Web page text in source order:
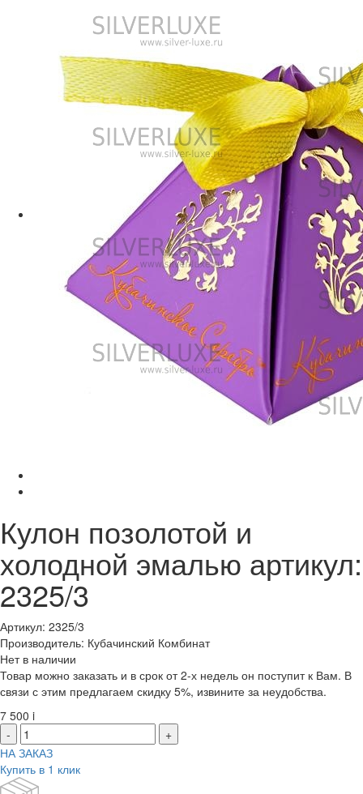
Кулон позолотой и
холодной эмалью артикул:
2325/3
Артикул: 2325/3
Производитель: Кубачинский Комбинат
Нет в наличии
Товар можно заказать и в срок от 2-х недель он поступит к Вам. В
связи с этим предлагаем скидку 5%, извините за неудобства.
7 500 i
-
+
НА ЗАКАЗ
Купить в 1 клик